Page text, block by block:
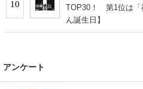
10
TOP30！ 第1位は「
ん誕生日】
アンケート